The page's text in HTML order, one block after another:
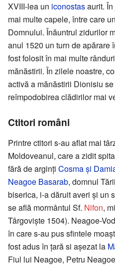
XVIII-lea un iconostasaurit.
mai multe capele, între care
Domnului. Înăuntrul zidurilor
anul 1520 un turn de apărare
fost folosit în mai multe
mănăstirii. În zilele noastre,
activă a mănăstirii Dionisiu
reîmpodobirea clădirilor mai
Ctitori români
Printre ctitori s-au aflat mai
Moldoveanul, care a zidit
fără de arginţi Cosma şi
Neagoe Basarab, domnul
biserica, i-a dăruit averi şi un
se află mormântul Sf. Nifon,
Târgoviște 1504). Neagoe-
în care s-au pus sfintele
fost adus în ţară si aşezat la
Fiul lui Neagoe, Petru